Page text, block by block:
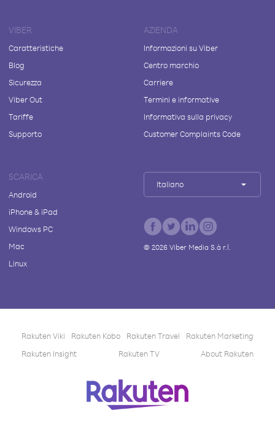
VIBER
Caratteristiche
Blog
Sicurezza
Viber Out
Tariffe
Supporto
AZIENDA
Informazioni su Viber
Centro marchio
Carriere
Termini e informative
Informativa sulla privacy
Customer Complaints Code
SCARICA
Android
iPhone & iPad
Windows PC
Mac
Linux
Italiano
© 2026Viber Media S.à r.l.
Rakuten Viki Rakuten Kobo Rakuten Travel
Rakuten Marketing
Rakuten Insight
Rakuten TV About Rakuten